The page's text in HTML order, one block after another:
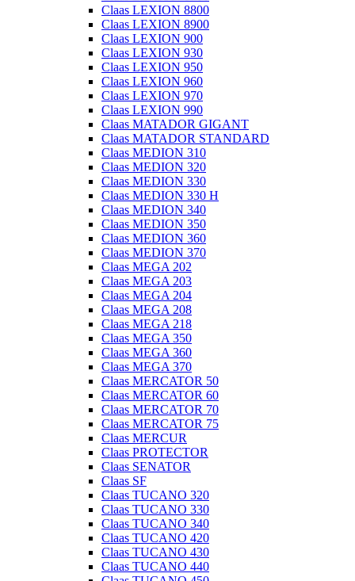
Claas LEXION 8800
Claas LEXION 8900
Claas LEXION 900
Claas LEXION 930
Claas LEXION 950
Claas LEXION 960
Claas LEXION 970
Claas LEXION 990
Claas MATADOR GIGANT
Claas MATADOR STANDARD
Claas MEDION 310
Claas MEDION 320
Claas MEDION 330
Claas MEDION 330 H
Claas MEDION 340
Claas MEDION 350
Claas MEDION 360
Claas MEDION 370
Claas MEGA 202
Claas MEGA 203
Claas MEGA 204
Claas MEGA 208
Claas MEGA 218
Claas MEGA 350
Claas MEGA 360
Claas MEGA 370
Claas MERCATOR 50
Claas MERCATOR 60
Claas MERCATOR 70
Claas MERCATOR 75
Claas MERCUR
Claas PROTECTOR
Claas SENATOR
Claas SF
Claas TUCANO 320
Claas TUCANO 330
Claas TUCANO 340
Claas TUCANO 420
Claas TUCANO 430
Claas TUCANO 440